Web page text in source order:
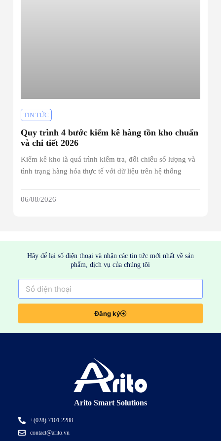
TIN TỨC
Quy trình 4 bước kiểm kê hàng tồn kho chuẩn
và chi tiết 2026
Kiểm kê kho là quá trình kiểm tra, đối chiếu số lượng và
tình trạng hàng hóa thực tế với dữ liệu trên hệ thống
06/08/2026
Hãy để lại số điện thoại và nhận các tin tức mới nhất về sản
phẩm, dịch vụ của chúng tôi
Đăng ký
Arito Smart Solutions
+(028) 7101 2288
contact@arito.vn